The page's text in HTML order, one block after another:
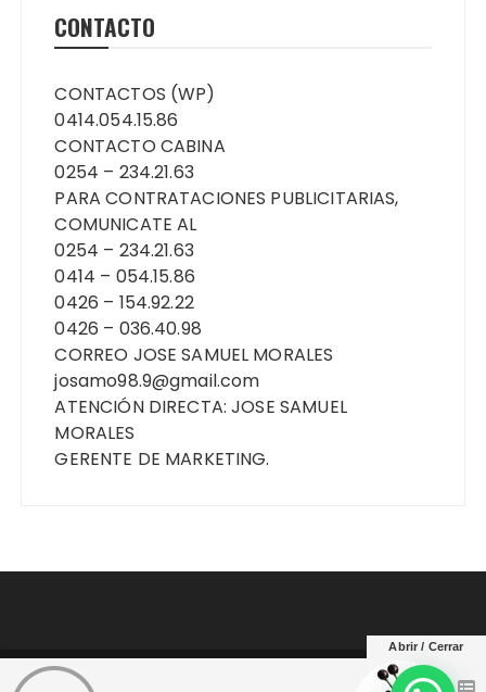
CONTACTO
CONTACTOS (WP)
0414.054.15.86
CONTACTO CABINA
0254 – 234.21.63
PARA CONTRATACIONES PUBLICITARIAS,
COMUNICATE AL
0254 – 234.21.63
0414 – 054.15.86
0426 – 154.92.22
0426 – 036.40.98
CORREO JOSE SAMUEL MORALES
josamo98.9@gmail.com
ATENCIÓN DIRECTA: JOSE SAMUEL
MORALES
GERENTE DE MARKETING.
Abrir / Cerrar
Copyright © Criollisima Yaracuy 104..9 Fm. Todos